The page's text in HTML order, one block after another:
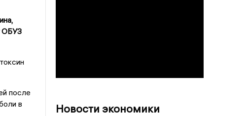
ОБУЗ
после
в
Новости экономики